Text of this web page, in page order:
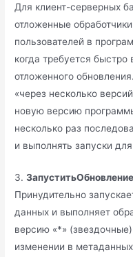
Для клиент-серверных
отложенные
пользователей в
когда требуется
отложенного
«через несколько
новую версию
несколько раз
и выполнять запуски
3.
Принудительно
данных и выполняет
версию «*»
изменении в